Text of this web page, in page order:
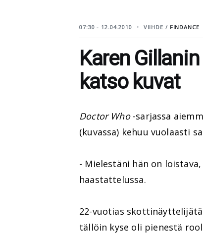
07:30 - 12.04.2010 VIIHDE / FINDANCE
Karen
katso kuvat
Doctor Who-sarjassa
(kuvassa) kehuu vuolaasti
- Mielestäni hän on
haastattelussa.
22-vuotias
tällöin kyse oli pienestä